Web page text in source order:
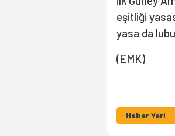
eşitliği
yasa da
(EMK)
Haber Yeri